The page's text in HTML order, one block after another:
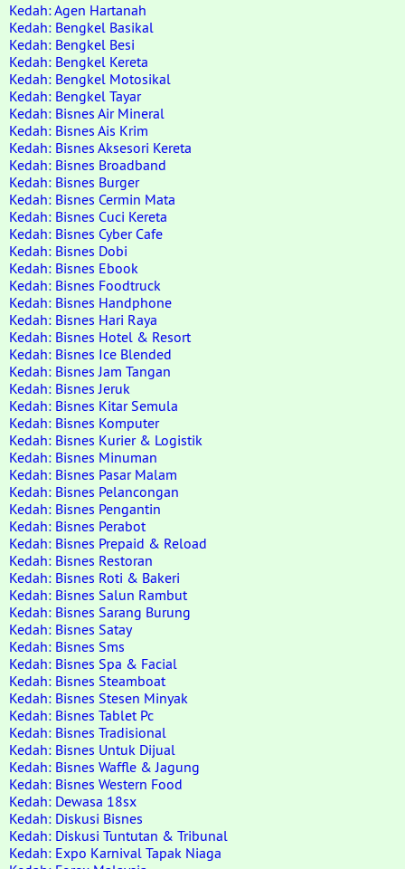
Kedah: Agen Hartanah
Kedah: Bengkel Basikal
Kedah: Bengkel Besi
Kedah: Bengkel Kereta
Kedah: Bengkel Motosikal
Kedah: Bengkel Tayar
Kedah: Bisnes Air Mineral
Kedah: Bisnes Ais Krim
Kedah: Bisnes Aksesori Kereta
Kedah: Bisnes Broadband
Kedah: Bisnes Burger
Kedah: Bisnes Cermin Mata
Kedah: Bisnes Cuci Kereta
Kedah: Bisnes Cyber Cafe
Kedah: Bisnes Dobi
Kedah: Bisnes Ebook
Kedah: Bisnes Foodtruck
Kedah: Bisnes Handphone
Kedah: Bisnes Hari Raya
Kedah: Bisnes Hotel & Resort
Kedah: Bisnes Ice Blended
Kedah: Bisnes Jam Tangan
Kedah: Bisnes Jeruk
Kedah: Bisnes Kitar Semula
Kedah: Bisnes Komputer
Kedah: Bisnes Kurier & Logistik
Kedah: Bisnes Minuman
Kedah: Bisnes Pasar Malam
Kedah: Bisnes Pelancongan
Kedah: Bisnes Pengantin
Kedah: Bisnes Perabot
Kedah: Bisnes Prepaid & Reload
Kedah: Bisnes Restoran
Kedah: Bisnes Roti & Bakeri
Kedah: Bisnes Salun Rambut
Kedah: Bisnes Sarang Burung
Kedah: Bisnes Satay
Kedah: Bisnes Sms
Kedah: Bisnes Spa & Facial
Kedah: Bisnes Steamboat
Kedah: Bisnes Stesen Minyak
Kedah: Bisnes Tablet Pc
Kedah: Bisnes Tradisional
Kedah: Bisnes Untuk Dijual
Kedah: Bisnes Waffle & Jagung
Kedah: Bisnes Western Food
Kedah: Dewasa 18sx
Kedah: Diskusi Bisnes
Kedah: Diskusi Tuntutan & Tribunal
Kedah: Expo Karnival Tapak Niaga